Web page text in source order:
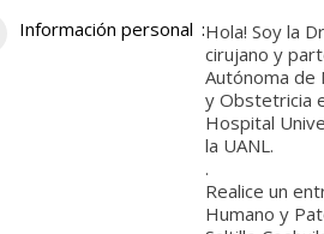
Información personal Hola! Soy la
cirujano y
Autónoma de
y Obstetricia
Hospital
la UANL.
.
Realice un
Humano y